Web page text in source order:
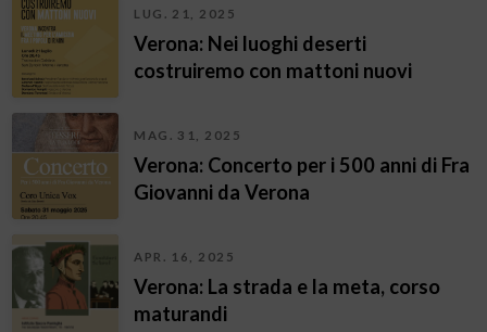
LUG. 21, 2025
Verona: Nei luoghi deserti
costruiremo con mattoni nuovi
MAG. 31, 2025
Verona: Concerto per i 500 anni di Fra
Giovanni da Verona
APR. 16, 2025
Verona: La strada e la meta, corso
maturandi